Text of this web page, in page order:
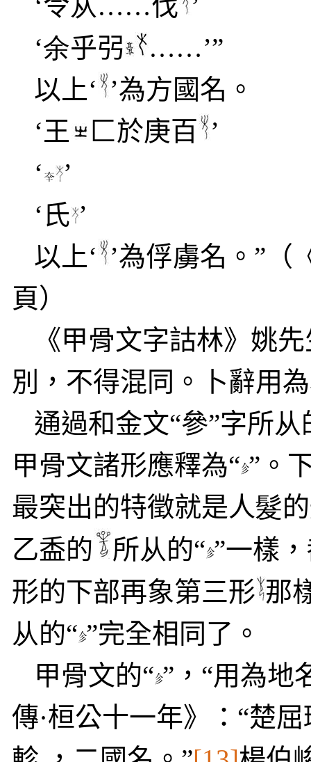
‘余乎弜
……’”
以上‘ ’為方國名。
‘王
匚於庚百 ’
‘
’
‘氏 ’
以上‘ ’為俘虜名。”（
頁）
《甲骨文字詁林》姚
別，不得混同。卜辭用
通過和金文“參”字所从
甲骨文諸形應釋為“ ”。
最突出的特徵就是人髮
乙盉的
所从的“ ”一樣
形的下部再象第三形 那
从的“ ”完全相同了。
甲骨文的“ ”，“用為地
傳·桓公十一年》：“楚